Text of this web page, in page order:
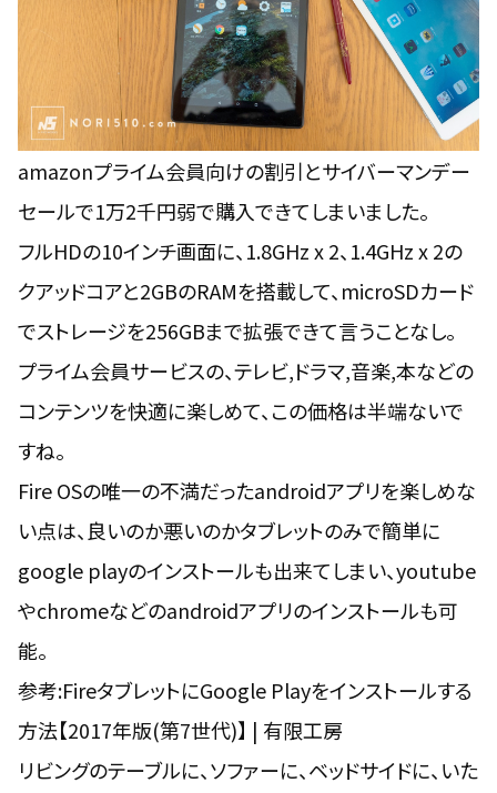
amazonプライム会員向けの割引とサイバーマンデー
セールで1万2千円弱で購入できてしまいました。
フルHDの10インチ画面に、1.8GHz x 2、1.4GHz x 2の
クアッドコアと2GBのRAMを搭載して、microSDカード
でストレージを256GBまで拡張できて言うことなし。
プライム会員サービスの、テレビ,ドラマ,音楽,本などの
コンテンツを快適に楽しめて、この価格は半端ないで
すね。
Fire OSの唯一の不満だったandroidアプリを楽しめな
い点は、良いのか悪いのかタブレットのみで簡単に
google playのインストールも出来てしまい、youtube
やchromeなどのandroidアプリのインストールも可
能。
参考:FireタブレットにGoogle Playをインストールする
方法【2017年版(第7世代)】 | 有限工房
リビングのテーブルに、ソファーに、ベッドサイドに、いた